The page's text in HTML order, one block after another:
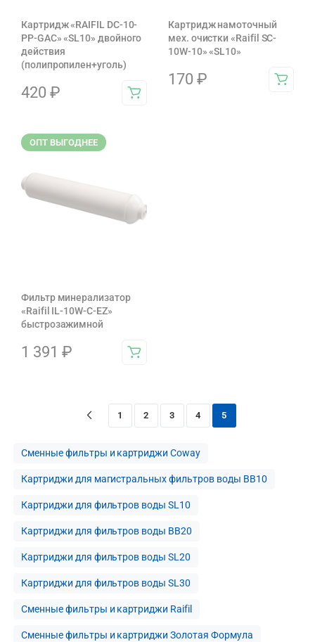
Картридж «RAIFIL DC-10-
PP-GAC» «SL10» двойного
действия
(полипропилен+уголь)
420 ₽
Картридж намоточный
мех. очистки «Raifil SC-
10W-10» «SL10»
170 ₽
ОПТ ВЫГОДНЕЕ
Фильтр минерализатор
«Raifil IL-10W-C-EZ»
быстрозажимной
1 391 ₽
1 2 3 4 5
Сменные фильтры и картриджи Coway
Картриджи для магистральных фильтров воды BB10
Картриджи для фильтров воды SL10
Картриджи для фильтров воды BB20
Картриджи для фильтров воды SL20
Картриджи для фильтров воды SL30
Сменные фильтры и картриджи Raifil
Сменные фильтры и картриджи Золотая Формула